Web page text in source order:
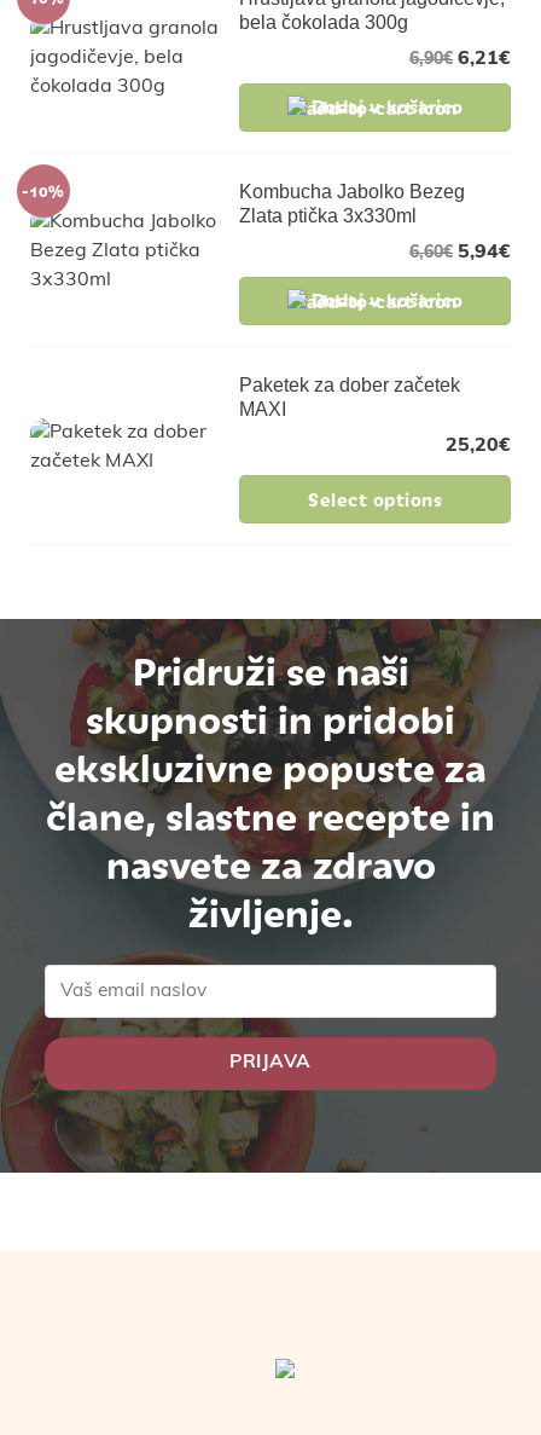
bela čokolada 300g
6,21€
6,90€
Dodaj v košarico
-10%
Kombucha Jabolko Bezeg
Zlata ptička 3x330ml
5,94€
6,60€
Dodaj v košarico
Paketek za dober začetek
MAXI
25,20€
Select options
Pridruži se naši
skupnosti in pridobi
ekskluzivne popuste za
člane, slastne recepte in
nasvete za zdravo
življenje.